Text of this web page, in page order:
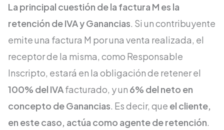
La principal cuestión de la factura M es la
retención de IVA y Ganancias. Si un contribuyente
emite una factura M por una venta realizada, el
receptor de la misma, como Responsable
Inscripto, estará en la obligación de retener el
100% del IVAfacturado, y un 6% del neto en
concepto de Ganancias. Es decir, que el cliente,
en este caso, actúa como agente de retención.